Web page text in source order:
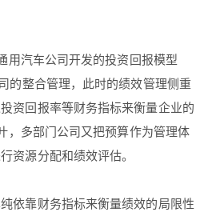
用汽车公司开发的投资回报模型
的整合管理，此时的绩效管理侧重
资回报率等财务指标来衡量企业的
，多部门公司又把预算作为管理体
资源分配和绩效评估。
依靠财务指标来衡量绩效的局限性